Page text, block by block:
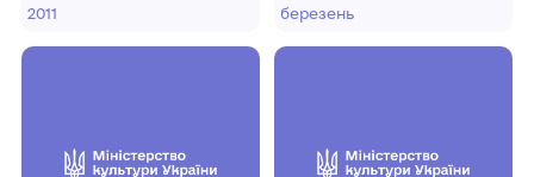
С.П. Корольова
обласної ради
2011
Україна, м. Київ, 40 с.
обласної ради
березень